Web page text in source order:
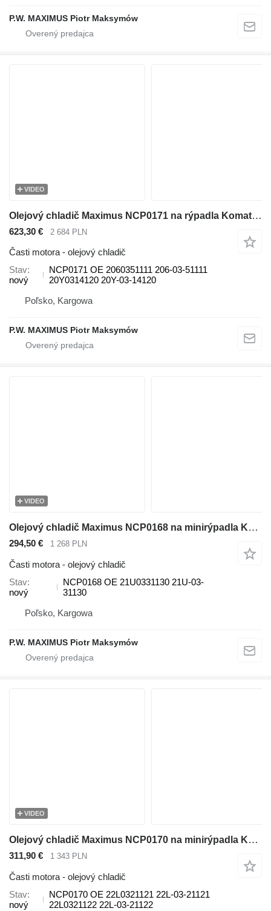
P.W. MAXIMUS Piotr Maksymów
VIDEO
Olejový chladič Maximus NCP0171 na rýpadla Komatsu PC200
623,30 € 2 684 PLN
Časti motora - olejový chladič
Stav
nový
NCP0171 OE 2060351111 206-03-51111
20Y0314120 20Y-03-14120
Poľsko, Kargowa
P.W. MAXIMUS Piotr Maksymów
VIDEO
Olejový chladič Maximus NCP0168 na minirýpadla Komatsu PC20MR
294,50 € 1 268 PLN
Časti motora - olejový chladič
Stav
nový
NCP0168 OE 21U0331130 21U-03-
31130
Poľsko, Kargowa
P.W. MAXIMUS Piotr Maksymów
VIDEO
Olejový chladič Maximus NCP0170 na minirýpadla Komatsu PC27MR
311,90 € 1 343 PLN
Časti motora - olejový chladič
Stav
nový
NCP0170 OE 22L0321121 22L-03-21121
22L0321122 22L-03-21122